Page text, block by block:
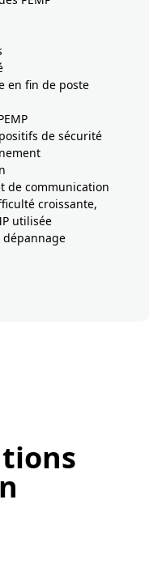
en fin de poste
de sécurité
de communication
croissante,
utilisée